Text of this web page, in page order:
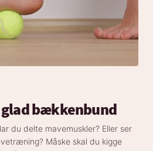
glad bækkenbund
du delte mavemuskler? Eller ser
Måske skal du kigge